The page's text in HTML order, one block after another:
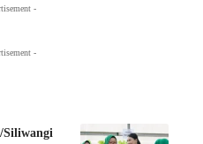
-
-
Siliwangi